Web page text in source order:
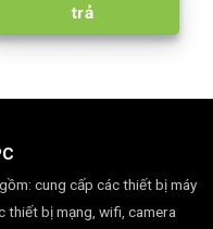
trả
cung cấp các thiết bị máy
thiết bị mạng, wifi, camera